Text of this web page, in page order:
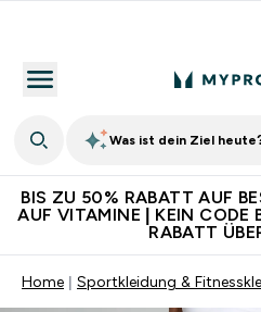
Was ist dein Ziel
BIS ZU 50% RABATT AUF
AUF VITAMINE | KEIN CODE
RABATT
Home Sportkleidung &